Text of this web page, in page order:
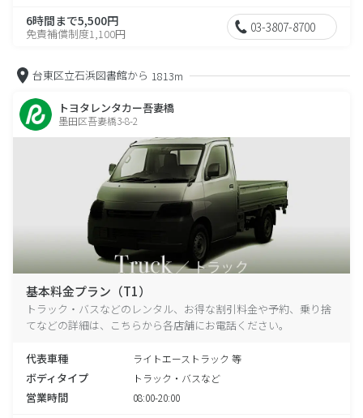
6時間まで5,500円
免責補償制度1,100円 03-3807-8700
台東区立石浜図書館から 1813m
トヨタレンタカー吾妻橋
墨田区吾妻橋3-8-2
基本料金プラン（T1）
トラック・バスなどのレンタル、お得な割引料金や予約、乗り捨
てなどの詳細は、こちらから各店舗にお電話ください。
代表車種 ライトエーストラック 等
ボディタイプ トラック・バスなど
営業時間 08:00-20:00